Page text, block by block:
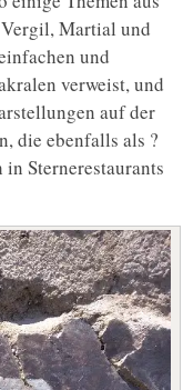
Martial und
und
verweist, und
auf der
die ebenfalls als ?
Sternerestaurants